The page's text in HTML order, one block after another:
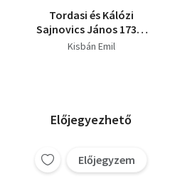
Tordasi és Kálózi
Sajnovics János 1733-
1785
Kisbán Emil
Előjegyezhető
Előjegyzem